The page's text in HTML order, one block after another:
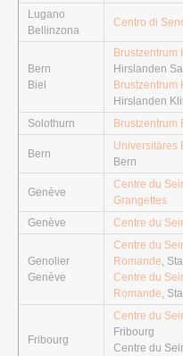
Lugano
Bellinzona
Centro di
Bern
Biel
Brustzentrum
Hirslanden
Brustzentrum
Hirslanden
Solothurn
Brustzentrum
Bern
Universitäres
Bern
Genève
Centre du
Grangettes
Genève
Centre du
Genolier
Genève
Centre du
Romande,
Centre du
Romande,
Fribourg
Centre du
Fribourg
Centre du